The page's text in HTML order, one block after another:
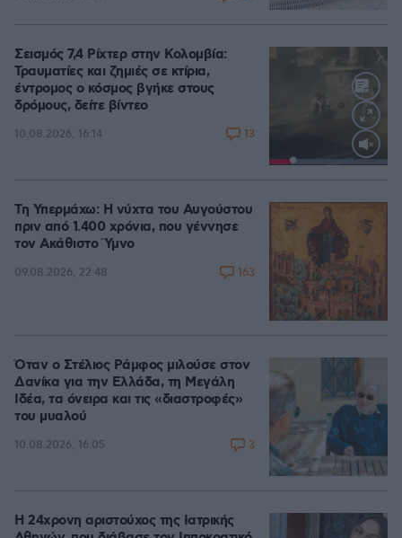
Loaded:
Σεισμός 7,4 Ρίχτερ στην Κολομβία:
Τραυματίες και ζημιές σε κτίρια,
έντρομος ο κόσμος βγήκε στους
δρόμους, δείτε βίντεο
10.08.2026, 16:14 13
Τη Υπερμάχω: Η νύχτα του Αυγούστου
πριν από 1.400 χρόνια, που γέννησε
τον Ακάθιστο Ύμνο
09.08.2026, 22:48 163
Όταν ο Στέλιος Ράμφος μιλούσε στον
Δανίκα για την Ελλάδα, τη Μεγάλη
Ιδέα, τα όνειρα και τις «διαστροφές»
του μυαλού
10.08.2026, 16:05 3
Η 24χρονη αριστούχος της Ιατρικής